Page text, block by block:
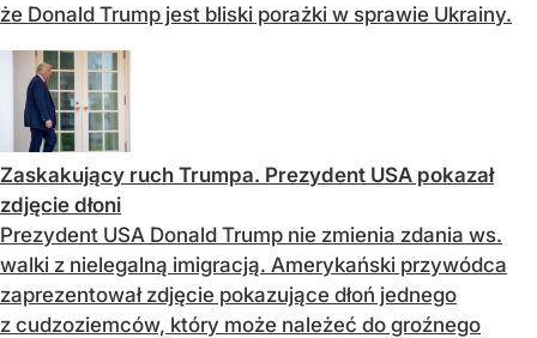
że Donald Trump jest bliski porażki w sprawie Ukrainy.
Zaskakujący ruch Trumpa. Prezydent USA pokazał
zdjęcie dłoni
Prezydent USA Donald Trump nie zmienia zdania ws.
walki z nielegalną imigracją. Amerykański przywódca
zaprezentował zdjęcie pokazujące dłoń jednego
z cudzoziemców, który może należeć do groźnego